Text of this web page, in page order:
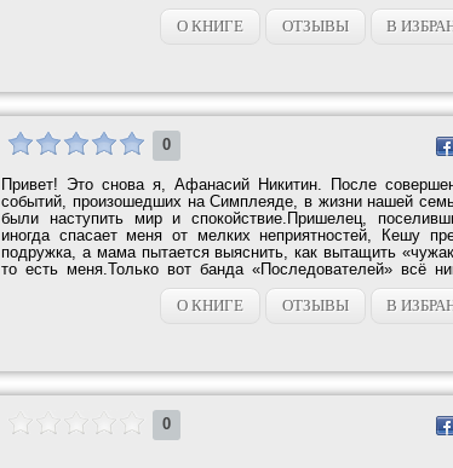
О КНИГЕ
ОТЗЫВЫ В
0
Привет! Это снова я, Афанасий Никитин. После
событий, произошедших на Симплеяде, в жизни нашей
были наступить мир и спокойствие.Пришелец,
иногда спасает меня от мелких неприятностей, Кешу
подружка, а мама пытается выяснить, как вытащить
то есть меня.Только вот банда «Последователей» всё
О КНИГЕ
ОТЗЫВЫ В
0